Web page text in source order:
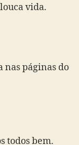
vida.
nas páginas do
todos bem.